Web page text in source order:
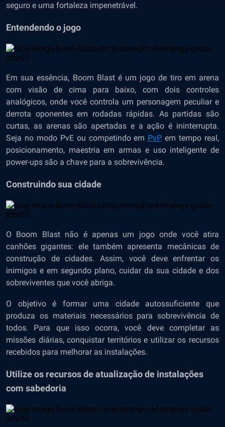
seguro e uma fortaleza impenetrável.
Entendendo o jogo
Em sua essência, Boom Blast é um jogo de tiro em arena
com visão de cima para baixo, com dois controles
analógicos, onde você controla um personagem peculiar e
derrota oponentes em rodadas rápidas. As partidas são
curtas, as arenas são apertadas e a ação é ininterrupta.
Seja no modo PvE ou competindo em PvP em tempo real,
posicionamento, maestria em armas e uso inteligente de
power-ups são a chave para a sobrevivência.
Construindo sua cidade
O Boom Blast não é apenas um jogo onde você atira
canhões gigantes: ele também apresenta mecânicas de
construção de cidades. Assim, você deve enfrentar os
inimigos e em segundo plano, cuidar da sua cidade e dos
sobreviventes que você abriga.
O objetivo é formar uma cidade autossuficiente que
produza os materiais necessários para sobrevivência de
todos. Para que isso ocorra, você deve completar as
missões diárias, conquistar territórios e utilizar os recursos
recebidos para melhorar as instalações.
Utilize os recursos de atualização de instalações
com sabedoria